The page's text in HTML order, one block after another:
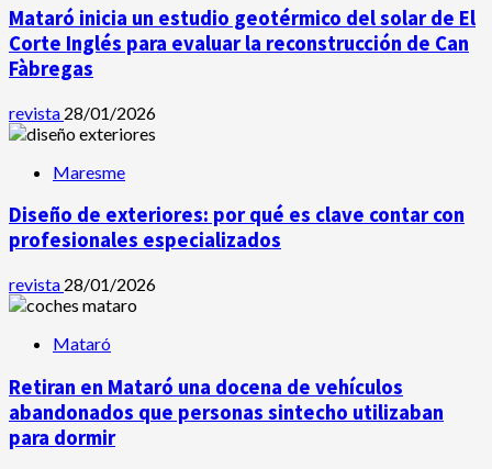
Mataró inicia un estudio geotérmico del solar de El
Corte Inglés para evaluar la reconstrucción de Can
Fàbregas
revista 28/01/2026
Maresme
Diseño de exteriores: por qué es clave contar con
profesionales especializados
revista 28/01/2026
Mataró
Retiran en Mataró una docena de vehículos
abandonados que personas sintecho utilizaban
para dormir